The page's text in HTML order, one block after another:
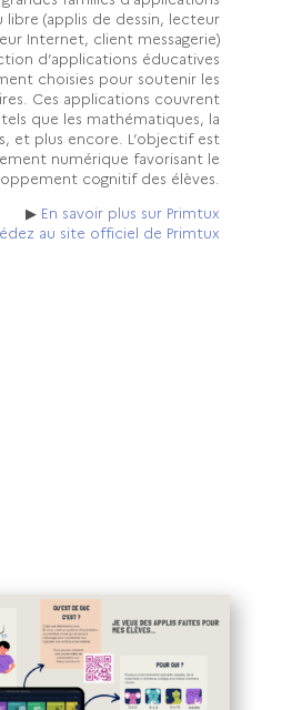
libre (applis de dessin, lecteur
Internet, client messagerie)
d’applications éducatives
choisies pour soutenir les
Ces applications couvrent
que les mathématiques, la
et plus encore. L’objectif est
numérique favorisant le
cognitif des élèves.
▶ En savoir plus sur Primtux
au site officiel de Primtux